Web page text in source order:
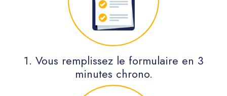
1. Vous remplissez le formulaire en 3
minutes chrono.